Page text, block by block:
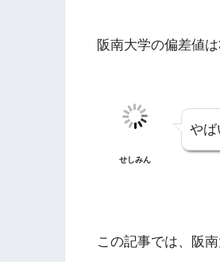
阪南大学の偏差値
せしみん
やば
この記事では、阪